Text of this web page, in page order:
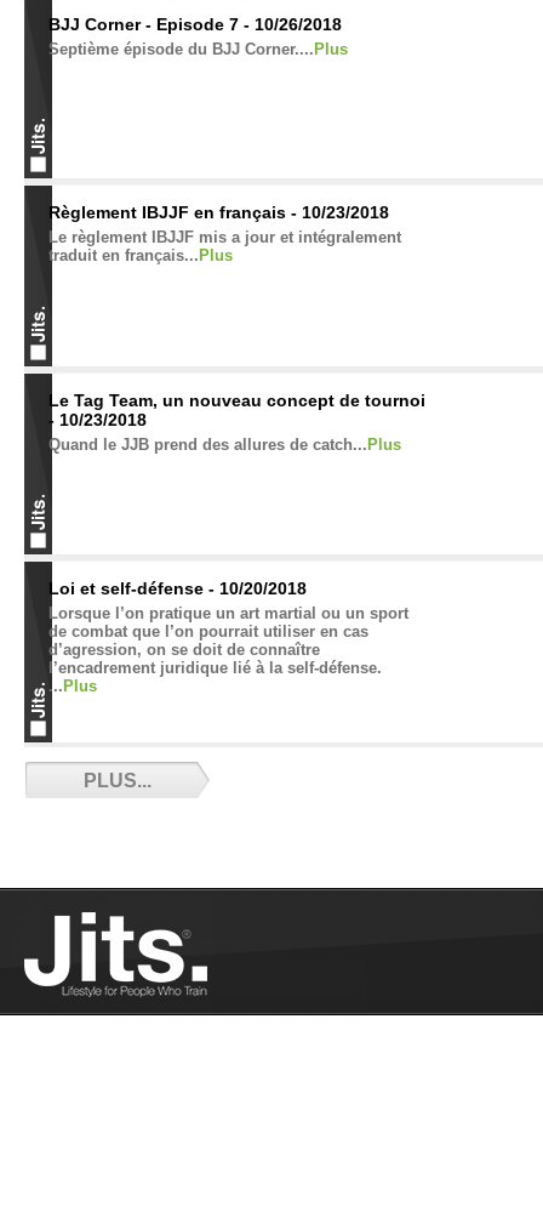
BJJ Corner - Episode 7 - 10/26/2018
Septième épisode du BJJ Corner.... Plus
Règlement IBJJF en français - 10/23/2018
Le règlement IBJJF mis a jour et intégralement
traduit en français... Plus
Le Tag Team, un nouveau concept de tournoi
- 10/23/2018
Quand le JJB prend des allures de catch... Plus
Loi et self-défense - 10/20/2018
Lorsque l’on pratique un art martial ou un sport
de combat que l’on pourrait utiliser en cas
d’agression, on se doit de connaître
l’encadrement juridique lié à la self-défense.
... Plus
Partenaire ou adversaire ? - 10/14/2018
Quelle différence entre un partenaire et un
Compétitions CFG saison 2018-2019 -
10/08/2018
Les compétitions CFG de 2018-2019...Plus
PLUS...